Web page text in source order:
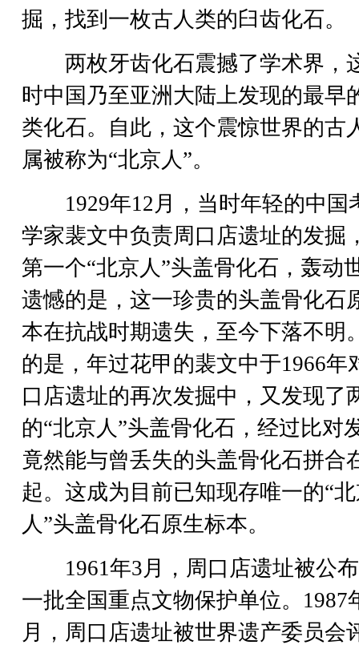
掘，找到一枚古人类的臼齿化石。
两枚牙齿化石震撼了学术界，
时中国乃至亚洲大陆上发现的最早
类化石。自此，这个震惊世界的古
属被称为“北京人”。
1929年12月，当时年轻的中国
学家裴文中负责周口店遗址的发掘
第一个“北京人”头盖骨化石，轰动
遗憾的是，这一珍贵的头盖骨化石
本在抗战时期遗失，至今下落不明
的是，年过花甲的裴文中于1966年
口店遗址的再次发掘中，又发现了
的“北京人”头盖骨化石，经过比对
竟然能与曾丢失的头盖骨化石拼合
起。这成为目前已知现存唯一的“
人”头盖骨化石原生标本。
1961年3月，周口店遗址被公
一批全国重点文物保护单位。1987
月，周口店遗址被世界遗产委员会